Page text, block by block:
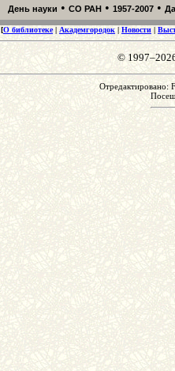
День науки • СО РАН • 1957-2007 •
[О библиотеке| Академгородок | Новости |
©
Отредактировано: